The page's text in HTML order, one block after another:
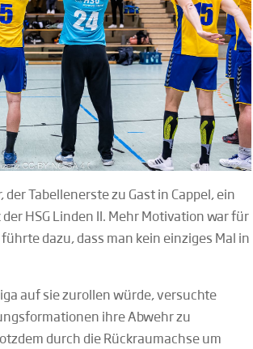
Tabellenerste zu Gast in Cappel, ein
HSG Linden II. Mehr Motivation war für
dazu, dass man kein einziges Mal in
auf sie zurollen würde, versuchte
ihre Abwehr zu
durch die Rückraumachse um